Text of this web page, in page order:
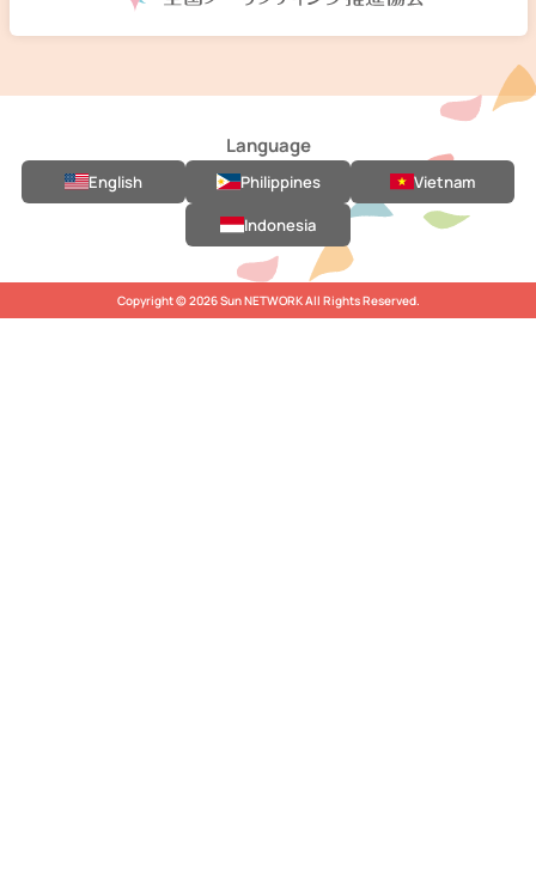
Language
English Philippines
Vietnam
Indonesia
Copyright © 2026 Sun NETWORK All Rights Reserved.